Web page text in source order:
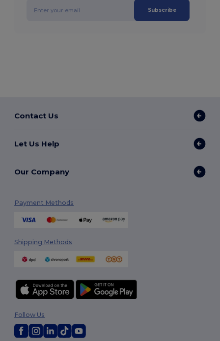
Subscribe
Contact Us
Let Us Help
Our Company
Payment Methods
Shipping Methods
Follow Us